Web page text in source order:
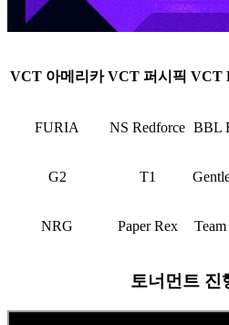
VCT 아메리카 VCT 퍼시픽 VCT
FURIA NS Redforce BBL
G2 T1
NRG Paper Rex
토너먼트 진